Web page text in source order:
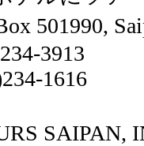
501990,
3913
1616
SAIPAN,